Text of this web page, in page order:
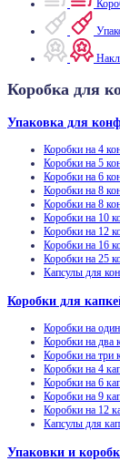
Коробка для
Упаковка для
Коробки на 4
Коробки на 5
Коробки на 6
Коробки на 8
Коробки на 8
Коробки на 10
Коробки на 12
Коробки на 16
Коробки на 25
Капсулы для
Коробки для
Коробки на
Коробки на два
Коробки на три
Коробки на 4
Коробки на 6
Коробки на 9
Коробки на 12
Капсулы для
Упаковки и